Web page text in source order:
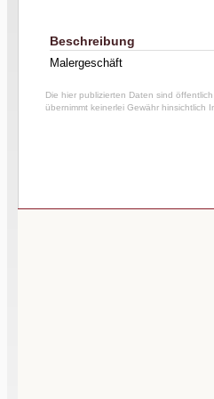
Beschreibung
Malergeschäft
Die hier publizierten Daten sind
übernimmt keinerlei Gewähr hinsichtlich